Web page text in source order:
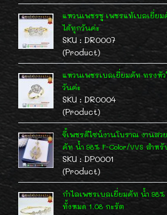
แหวนเพชรชู เพชรแท้เบลเยี่ย
ได้ทุกวันค่ะ
SKU : DR0007
(Product)
แหวนเพชรเบลเยี่ยมคัท ทรงหั
วันค่ะ
SKU : DR0004
(Product)
จี้เพชรดีไซน์งานโบราณ งานสว
คัท น้ำ 98% F-Color/VVS สำห
SKU : DP0001
(Product)
กำไลเพชรเบลเยี่ยมคัท น้ำ 98%
ทั้งหมด 1.08 กะรัต